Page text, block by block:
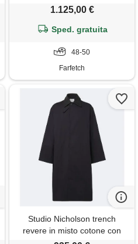
neutri
1.125,00 €
Sped. gratuita
48-50
Farfetch
Studio Nicholson trench
revere in misto cotone con